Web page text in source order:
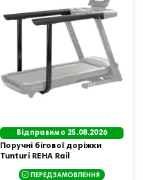
Відправимо 25.08.2026
Поручні бігової доріжки
Tunturi REHA Rail
ПЕРЕДЗАМОВЛЕННЯ